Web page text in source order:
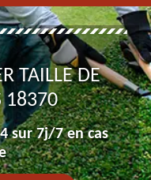
TAILLE DE
18370
sur 7j/7 en cas